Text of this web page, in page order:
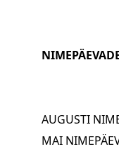
AUGUSTI
MAI